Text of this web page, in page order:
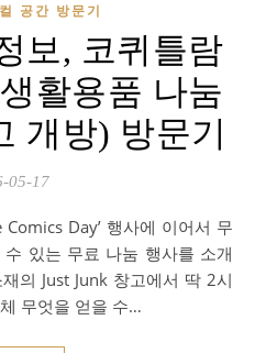
공간 방문기
보, 코퀴틀람
활용품 나눔
개방) 방문기
05-17
있는 무료 나눔 행사를 소개
의 Just Junk 창고에서 딱 2시
무엇을 얻을 수…